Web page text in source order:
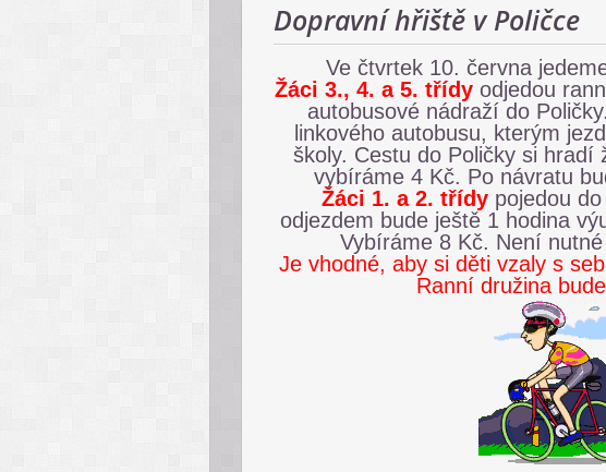
Dopravní hřiště v Poličce
Ve čtvrtek 10. června
Žáci 3., 4. a 5. třídy odjedou
autobusové nádraží do
linkového autobusu, kterým
školy. Cestu do Poličky si hradí
vybíráme 4 Kč. Po návratu
Žáci 1. a 2. třídy pojedou
odjezdem bude ještě 1 hodina
Vybíráme 8 Kč. Není
Je vhodné, aby si děti vzaly s
Ranní družina